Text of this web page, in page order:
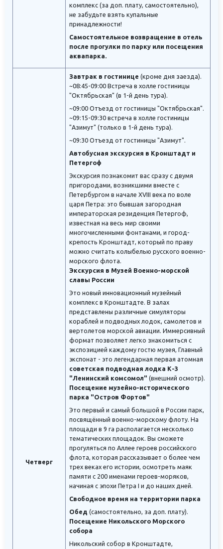
комплекс (за доп. плату, самостоятельно),
не забудьте взять купальные
принадлежности!
Самостоятельное возвращение в отель
после прогулки по парку или посещения
аквапарка.
Четверг
Завтрак в гостинице (кроме дня заезда).
~08:45-09:00 Встреча в холле гостиницы
"Октябрьская" (в 1-й день тура).
~09:00 Отъезд от гостиницы "Октябрьская".
~09:15-09:30 встреча в холле гостиницы
"Азимут" (только в 1-й день тура).
~09:30 Отъезд от гостиницы "Азимут".
Автобусная экскурсия в Кронштадт и
Петергоф
Экскурсия познакомит вас сразу с двумя
пригородами, возникшими вместе с
Петербургом в начале XVIII века по воле
царя Петра: это бывшая загородная
императорская резиденция Петергоф,
известная на весь мир своими
многочисленными фонтанами, и город-
крепость Кронштадт, который по праву
можно считать колыбелью русского военно-
морского флота.
Экскурсия в Музей Военно-морской
славы России
Это новый инновационный музейный
комплекс в Кронштадте. В залах
представлены различные симуляторы
кораблей и подводных лодок, самолетов и
вертолетов морской авиации. Иммерсивный
формат позволяет легко знакомиться с
экспозицией каждому гостю музея, Главный
экспонат - это легендарная первая атомная
советская подводная лодка К-3
"Ленинский комсомол" (внешний осмотр).
Посещение музейно-исторического
парка "Остров Фортов"
Это первый и самый большой в России парк,
посвящённый военно-морскому флоту. На
площади в 9 га располагается несколько
тематических площадок. Вы сможете
прогуляться по Аллее героев российского
флота, которая рассказывает о более чем
трех веках его истории, осмотреть маяк
памяти с 200 именами героев-моряков,
начиная с эпохи Петра I и до наших дней.
Свободное время на территории парка
Обед (самостоятельно, за доп. плату).
Посещение Никольского Морского
собора
Никольский собор в Кронштадте,